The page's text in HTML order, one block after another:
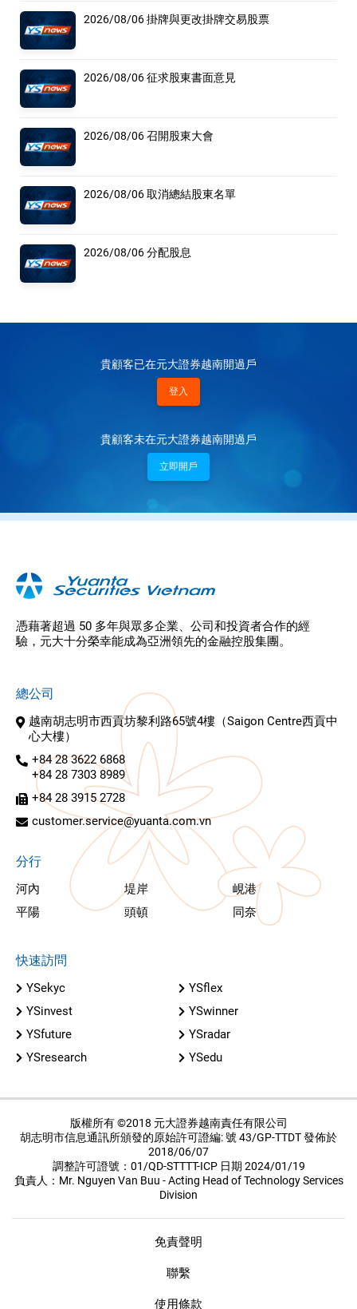
2026/08/06 掛牌與更改掛牌交易股票
2026/08/06 征求股東書面意見
2026/08/06 召開股東大會
2026/08/06 取消總結股東名單
2026/08/06 分配股息
貴顧客已在元大證券越南開過戶
登入
貴顧客未在元大證券越南開過戶
立即開戶
憑藉著超過 50 多年與眾多企業、公司和投資者合作的經
驗，元大十分榮幸能成為亞洲領先的金融控股集團。
總公司
越南胡志明市西貢坊黎利路65號4樓（Saigon Centre西貢中
心大樓）
+84 28 3622 6868
+84 28 7303 8989
+84 28 3915 2728
customer.service@yuanta.com.vn
分行
河內 堤岸
峴港
平陽
頭頓 同奈
快速訪問
YSekyc
YSflex
YSinvest
YSwinner
YSfuture
YSradar
YSresearch
YSedu
版權所有 ©2018 元大證券越南責任有限公司
胡志明市信息通訊所頒發的原始許可證編: 號 43/GP-TTDT 發佈於
2018/06/07
調整許可證號：01/QD-STTTT-ICP 日期 2024/01/19
負責人：Mr. Nguyen Van Buu - Acting Head of Technology Services
Division
免責聲明
聯繫
使用條款